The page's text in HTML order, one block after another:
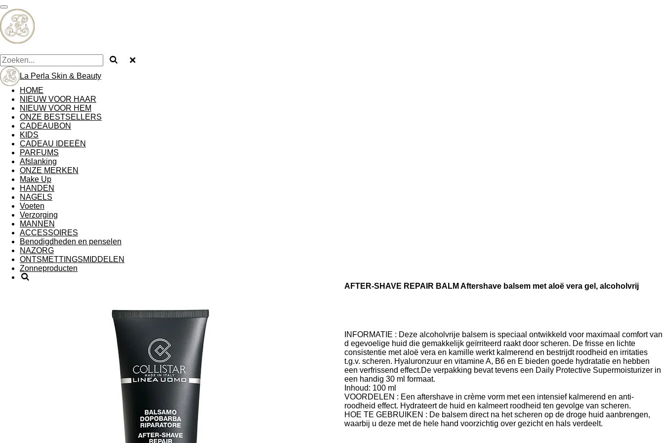
Ga
direct
naar
de
hoofdinhoud
La Perla Skin & Beauty
HOME
NIEUW VOOR HAAR
NIEUW VOOR HEM
ONZE BESTSELLERS
CADEAUBON
KIDS
CADEAU IDEEËN
PARFUMS
Afslanking
ONZE MERKEN
Make Up
HANDEN
NAGELS
Voeten
Verzorging
MANNEN
ACCESSOIRES
Benodigdheden en penselen
NAZORG
ONTSMETTINGSMIDDELEN
Zonneproducten
AFTER-SHAVE REPAIR BALM Aftershave balsem met aloë vera gel, alcoholvrij
INFORMATIE : Deze alcoholvrije balsem is speciaal ontwikkeld voor maximaal comfort van
d egevoelige huid die gemakkelijk geïrriteerd raakt door scheren. De frisse en lichte
consistentie met aloë vera en kamille werkt kalmerend en bestrijdt roodheid en irritaties
t.g.v. scheren. Hyaluronzuur en vitamine A, B6 en E bieden goede hydratatie en hebben
een verfrissend effect.De verpakking bevat tevens een Daily Protective Supermoisturizer in
een handig 30 ml formaat.
Inhoud: 100 ml
VOORDELEN : Een aftershave in crème vorm met een intensief kalmerend en anti-
roodheid effect. Hydrateert de huid en kalmeert roodheid ten gevolge van scheren.
HOE TE GEBRUIKEN : De balsem direct na het scheren op de droge huid aanbrengen,
waarbij u deze met de hele hand voorzichtig over gezicht en hals verdeelt.